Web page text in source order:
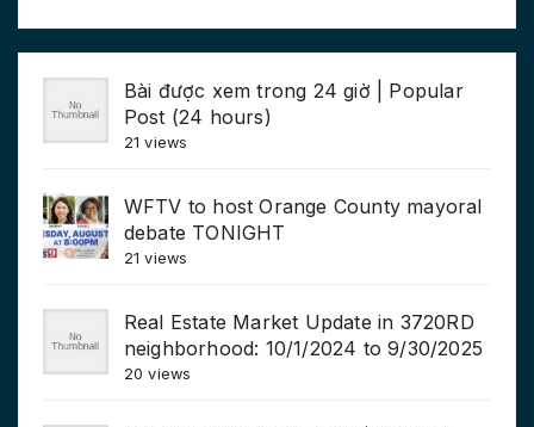
Bài được xem trong 24 giờ | Popular
Post (24 hours)
21 views
WFTV to host Orange County mayoral
debate TONIGHT
21 views
Real Estate Market Update in 3720RD
neighborhood: 10/1/2024 to 9/30/2025
20 views